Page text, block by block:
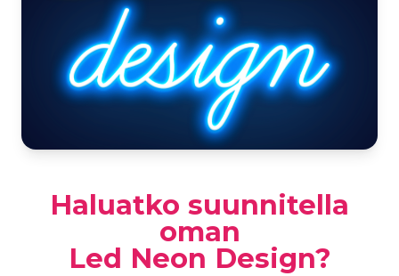
Haluatko suunnitella
oman
Led Neon Design?